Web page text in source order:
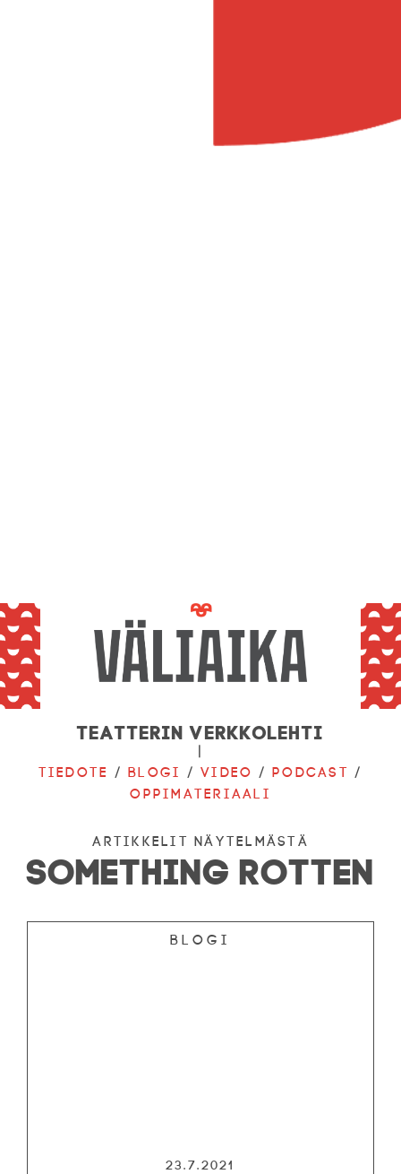
Teatterin verkkolehti
|
Tiedote /Blogi /Video /Podcast /
Oppimateriaali
ARTIKKELIT NÄYTELMÄSTÄ
SOMETHING ROTTEN
Blogi
23.7.2021